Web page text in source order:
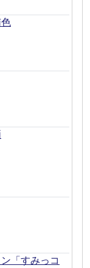
「すみっコ